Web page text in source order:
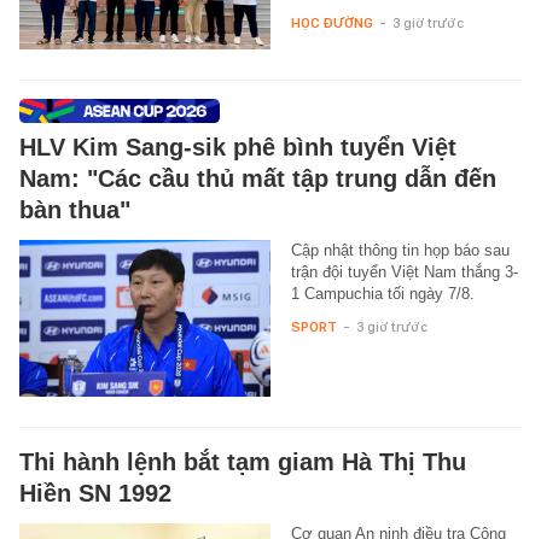
HỌC ĐƯỜNG - 3 giờ trước
HLV Kim Sang-sik phê bình tuyển Việt
Nam: "Các cầu thủ mất tập trung dẫn đến
bàn thua"
Cập nhật thông tin họp báo sau
trận đội tuyển Việt Nam thắng 3-
1 Campuchia tối ngày 7/8.
SPORT - 3 giờ trước
Thi hành lệnh bắt tạm giam Hà Thị Thu
Hiền SN 1992
Cơ quan An ninh điều tra Công